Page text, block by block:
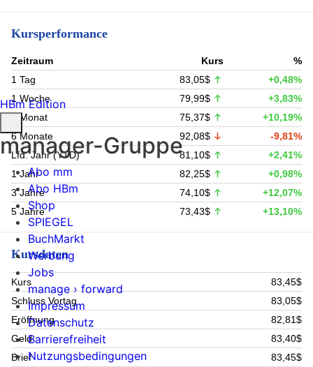
Kursperformance
Zeitraum Kurs
%
1 Tag
83,05$
+0,48%
1 Woche
79,99$
+3,83%
1 Monat
75,37$
+10,19%
6 Monate
92,08$
-9,81%
Lfd. Jahr (YTD)
81,10$
+2,41%
1 Jahr
82,25$
+0,98%
3 Jahre
74,10$
+12,07%
5 Jahre
73,43$ +13,10%
Kursdaten
Kurs
83,45$
Schluss Vortag
83,05$
Eröffnung
82,81$
Geld
83,40$
Brief
83,45$
HBm Edition
manager-Gruppe
Abo mm
Abo HBm
Shop
SPIEGEL
BuchMarkt
Werbung
Jobs
manage › forward
Impressum
Datenschutz
Barrierefreiheit
Nutzungsbedingungen